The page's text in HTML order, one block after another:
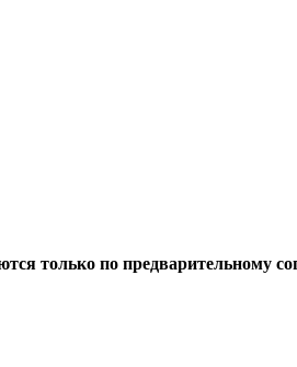
только по предварительному